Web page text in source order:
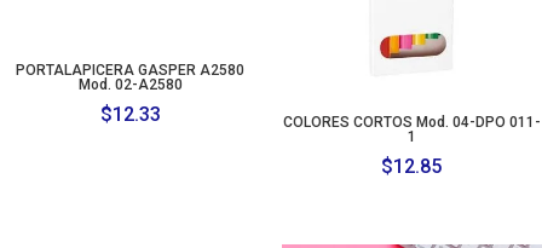
PORTALAPICERA GASPER A2580
Mod. 02-A2580
$12.33
COLORES CORTOS Mod. 04-DPO 011-
1
$12.85